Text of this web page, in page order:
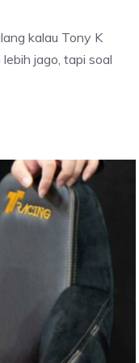
kalau Tony K
jago, tapi soal